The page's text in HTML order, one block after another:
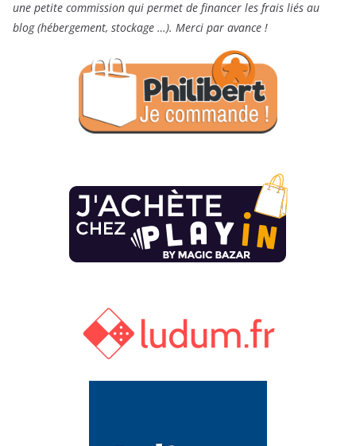
une petite commission qui permet de financer les frais liés au
blog (hébergement, stockage …). Merci par avance !